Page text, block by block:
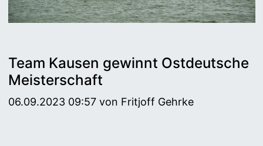
Team Kausen gewinnt Ostdeutsche
Meisterschaft
06.09.2023 09:57von Fritjoff Gehrke